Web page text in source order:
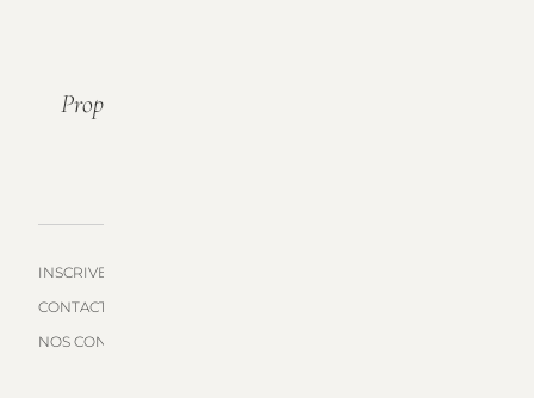
Propriété Familiale À Saint-Emilion Depuis 6
INSCRIVEZ-VOUS À NOTRE LISTE DE DIFFUSION
CONTACTEZ-NOUS
NOS CONDITIONS DE VENTES